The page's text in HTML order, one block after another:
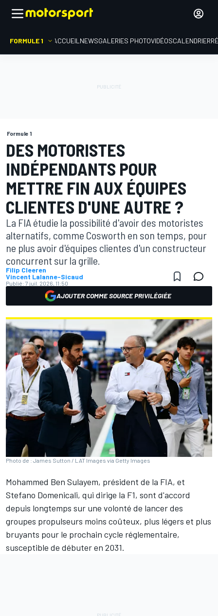
FORMULE 1 ACCUEIL NEWSGALERIES PHOTOVIDÉOSCALENDRIER
Formule 1
DES MOTORISTES
INDÉPENDANTS POUR
METTRE FIN AUX ÉQUIPES
CLIENTES D'UNE AUTRE ?
La FIA étudie la possibilité d'avoir des motoristes
alternatifs, comme Cosworth en son temps, pour
ne plus avoir d'équipes clientes d'un constructeur
concurrent sur la grille.
Filip Cleeren
Vincent Lalanne-Sicaud
Publié: 7 juil. 2026, 11:50
AJOUTER COMME SOURCE PRIVILÉGIÉE
Photo de : James Sutton / LAT Images via Getty Images
Mohammed Ben Sulayem, président de la FIA, et
Stefano Domenicali, qui dirige la F1, sont d'accord
depuis longtemps sur une volonté de lancer des
groupes propulseurs moins coûteux, plus légers et plus
bruyants pour le prochain cycle réglementaire,
susceptible de débuter en 2031.